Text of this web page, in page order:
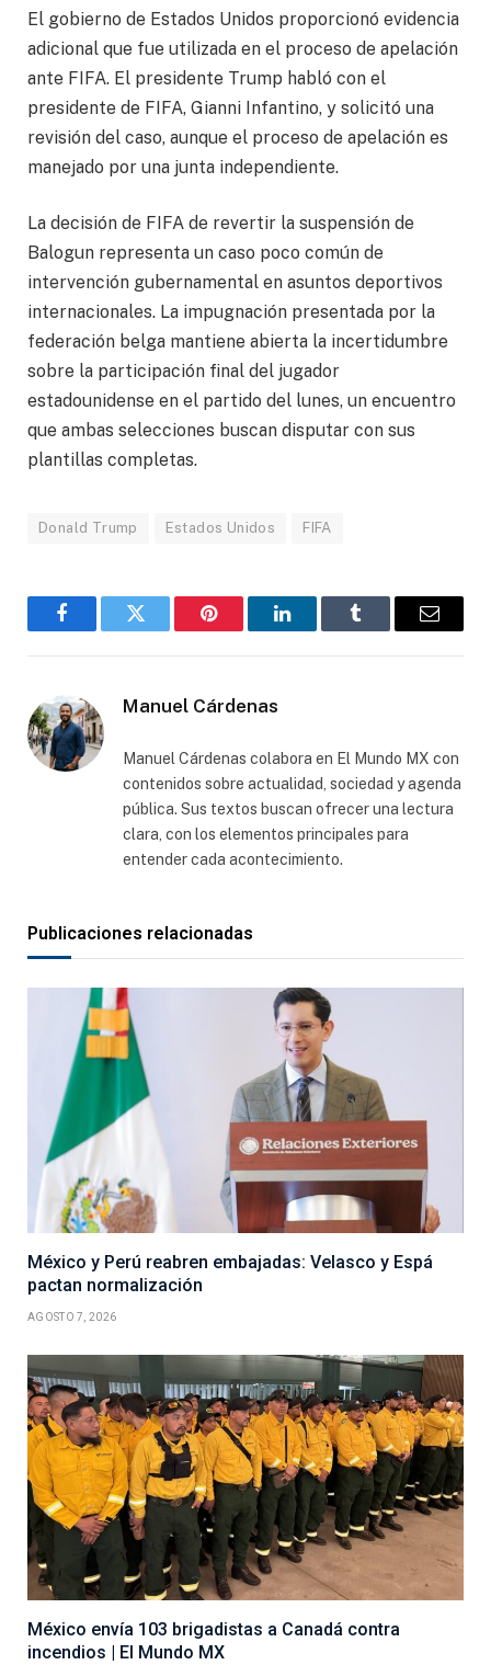
El gobierno de Estados Unidos proporcionó evidencia
adicional que fue utilizada en el proceso de apelación
ante FIFA. El presidente Trump habló con el
presidente de FIFA, Gianni Infantino, y solicitó una
revisión del caso, aunque el proceso de apelación es
manejado por una junta independiente.
La decisión de FIFA de revertir la suspensión de
Balogun representa un caso poco común de
intervención gubernamental en asuntos deportivos
internacionales. La impugnación presentada por la
federación belga mantiene abierta la incertidumbre
sobre la participación final del jugador
estadounidense en el partido del lunes, un encuentro
que ambas selecciones buscan disputar con sus
plantillas completas.
Donald Trump Estados Unidos FIFA
FacebookGorjeo Pinterest LinkedInTumblr
Correo
Manuel Cárdenas
Manuel Cárdenas colabora en El Mundo MX con
contenidos sobre actualidad, sociedad y agenda
pública. Sus textos buscan ofrecer una lectura
clara, con los elementos principales para
entender cada acontecimiento.
Publicaciones relacionadas
México y Perú reabren embajadas: Velasco y Espá
pactan normalización
AGOSTO 7, 2026
México envía 103 brigadistas a Canadá contra
incendios | El Mundo MX